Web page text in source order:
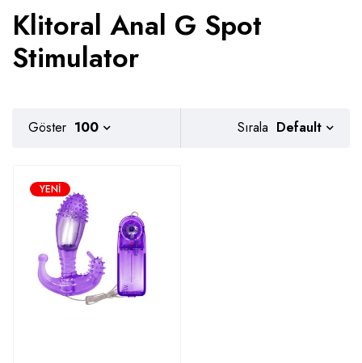
Klitoral Anal G Spot
Stimulator
Sırala Default
Göster 100
YENI